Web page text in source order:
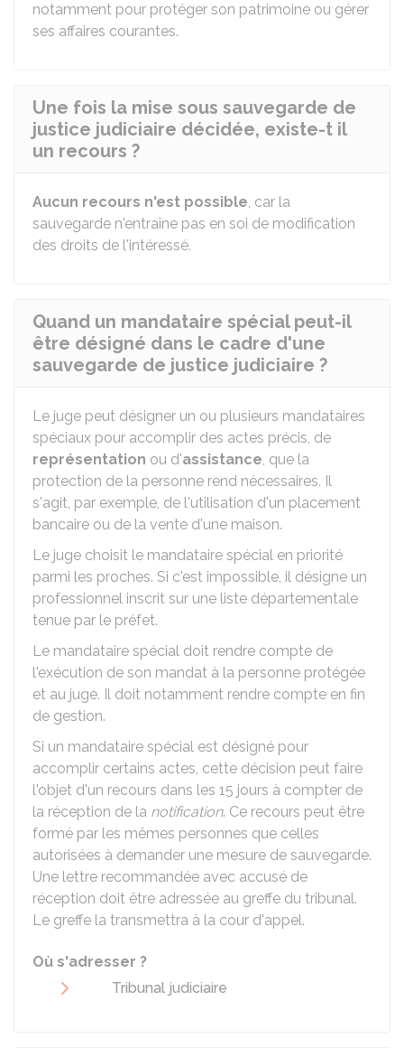
notamment pour protéger son patrimoine ou gérer
ses affaires courantes.
Une fois la mise sous sauvegarde de
justice judiciaire décidée, existe-t il
un recours ?
Aucun recours n'est possible, car la
sauvegarde n'entraîne pas en soi de modification
des droits de l'intéressé.
Quand un mandataire spécial peut-il
être désigné dans le cadre d'une
sauvegarde de justice judiciaire ?
Le juge peut désigner un ou plusieurs mandataires
spéciaux pour accomplir des actes précis, de
représentation ou d'assistance, que la
protection de la personne rend nécessaires. Il
s'agit, par exemple, de l'utilisation d'un placement
bancaire ou de la vente d'une maison.
Le juge choisit le mandataire spécial en priorité
parmi les proches. Si c'est impossible, il désigne un
professionnel inscrit sur une liste départementale
tenue par le préfet.
Le mandataire spécial doit rendre compte de
l'exécution de son mandat à la personne protégée
et au juge. Il doit notamment rendre compte en fin
de gestion.
Si un mandataire spécial est désigné pour
accomplir certains actes, cette décision peut faire
l'objet d'un recours dans les 15 jours à compter de
la réception de la notification. Ce recours peut être
formé par les mêmes personnes que celles
autorisées à demander une mesure de sauvegarde.
Une lettre recommandée avec accusé de
réception doit être adressée au greffe du tribunal.
Le greffe la transmettra à la cour d'appel.
Où s'adresser ?
Tribunal judiciaire